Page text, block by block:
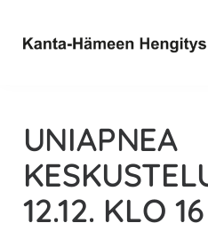
pääsisältöön
ensisijaiseen
alatunnisteeseen
Hämeen
Hengitys
ry
tietoa,
erityisesti
jos
sinua
UNIAPNEA
12.12. KLO 16